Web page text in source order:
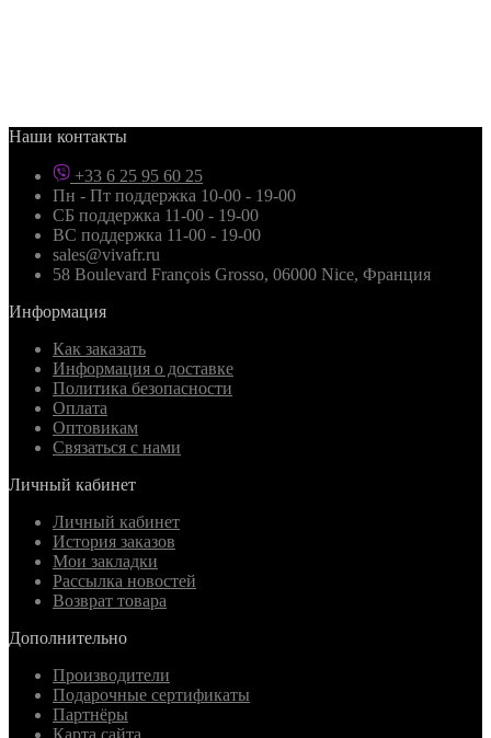
Наши контакты
+33 6 25 95 60 25
Пн - Пт поддержка 10-00 - 19-00
СБ поддержка 11-00 - 19-00
ВС поддержка 11-00 - 19-00
sales@vivafr.ru
58 Boulevard François Grosso, 06000 Nice, Франция
Информация
Как заказать
Информация о доставке
Политика безопасности
Оплата
Оптовикам
Связаться с нами
Личный кабинет
Личный кабинет
История заказов
Мои закладки
Рассылка новостей
Возврат товара
Дополнительно
Производители
Подарочные сертификаты
Партнёры
Карта сайта